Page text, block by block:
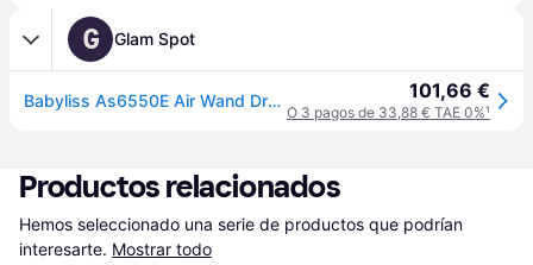
G Glam Spot
Babyliss As6550E Air Wand Dryer 1 Unit 101,66 €
O 3 pagos de 33,88 € TAE 0%¹
Productos relacionados
Hemos seleccionado una serie de productos que podrían
interesarte. Mostrar todo